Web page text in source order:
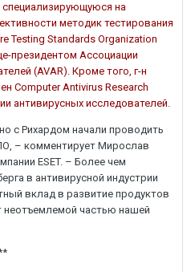
на
методик тестирования
Testing Standards Organization
президентом Ассоциации
(AVAR). Кроме того, г-н
Computer Antivirus Research
антивирусных исследователей.
с Рихардом начали проводить
– комментирует Мирослав
ESET. – Более чем
в антивирусной индустрии
вклад в развитие продуктов
неотъемлемой частью нашей